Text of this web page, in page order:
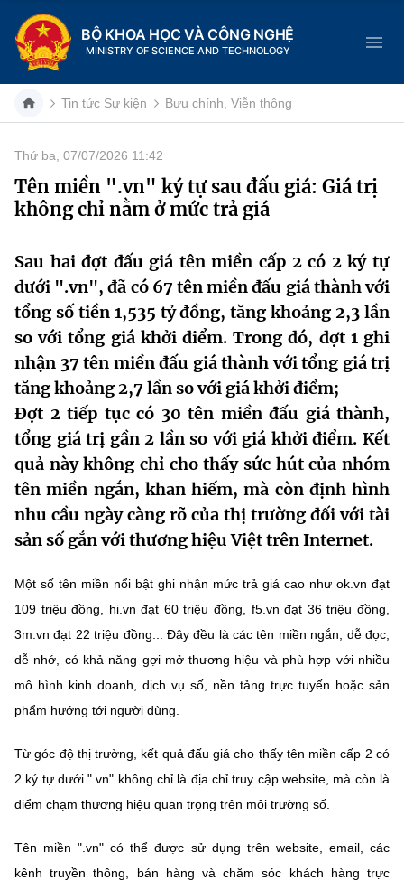
BỘ KHOA HỌC VÀ CÔNG NGHỆ
MINISTRY OF SCIENCE AND TECHNOLOGY
Danh mục
Trang chủ
Giới thiệu
Chức năng nhiệm vụ
Cơ cấu tổ chức
Lịch sử phát triển
Sở Khoa học và Công nghệ
Tin tức sự kiện
Khoa học và Công nghệ
Đổi mới sáng tạo
Chuyển đổi số
Bưu chính, Viễn thông
Sở hữu trí tuệ
Năng lượng nguyên tử
Tin tổng hợp
Dịch vụ công
Hệ thống văn bản
Văn bản QPPL
Văn bản chỉ đạo điều hành
Lấy ý kiến người dân về dự thảo VBQPPL
MST IOFFICE
THỐNG KÊ
Khoa học và Công nghệ
Đổi mới sáng tạo
Bưu chính, Viễn thông
Sở hữu trí tuệ
Năng lượng nguyên tử
Multimedia
THƯ ĐIỆN TỬ
Khác
Infographic
Nhiệm vụ trọng tâm
Vietnamese English
Tin tức Sự kiện Bưu chính, Viễn thông
Thứ ba, 07/07/2026 11:42
Tên miền ".vn" ký tự sau đấu giá: Giá trị
không chỉ nằm ở mức trả giá
Sau hai đợt đấu giá tên miền cấp 2 có 2 ký tự
dưới ".vn", đã có 67 tên miền đấu giá thành với
tổng số tiền 1,535 tỷ đồng, tăng khoảng 2,3 lần
so với tổng giá khởi điểm. Trong đó, đợt 1 ghi
nhận 37 tên miền đấu giá thành với tổng giá trị
tăng khoảng 2,7 lần so với giá khởi điểm;
Đợt 2 tiếp tục có 30 tên miền đấu giá thành,
tổng giá trị gần 2 lần so với giá khởi điểm. Kết
quả này không chỉ cho thấy sức hút của nhóm
tên miền ngắn, khan hiếm, mà còn định hình
nhu cầu ngày càng rõ của thị trường đối với tài
sản số gắn với thương hiệu Việt trên Internet.
Một số tên miền nổi bật ghi nhận mức trả giá cao như ok.vn đạt
109 triệu đồng, hi.vn đạt 60 triệu đồng, f5.vn đạt 36 triệu đồng,
3m.vn đạt 22 triệu đồng... Đây đều là các tên miền ngắn, dễ đọc,
dễ nhớ, có khả năng gợi mở thương hiệu và phù hợp với nhiều
mô hình kinh doanh, dịch vụ số, nền tảng trực tuyến hoặc sản
phẩm hướng tới người dùng.
Từ góc độ thị trường, kết quả đấu giá cho thấy tên miền cấp 2 có
2 ký tự dưới ".vn" không chỉ là địa chỉ truy cập website, mà còn là
điểm chạm thương hiệu quan trọng trên môi trường số.
Tên miền ".vn" có thể được sử dụng trên website, email, các
kênh truyền thông, bán hàng và chăm sóc khách hàng trực